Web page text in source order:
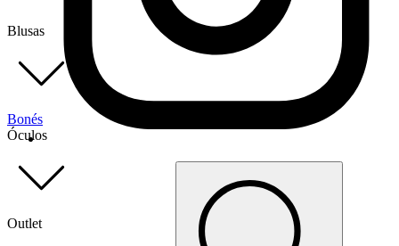
Blusas
Bonés
Óculos
Outlet